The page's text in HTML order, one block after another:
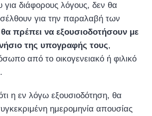
για διάφορους λόγους, δεν θα
για την παραλαβή των
θα πρέπει να εξουσιοδοτήσουν με
της υπογραφής τους,
από το οικογενειακό ή φιλικό
η εν λόγω εξουσιοδότηση, θα
ημερομηνία απουσίας